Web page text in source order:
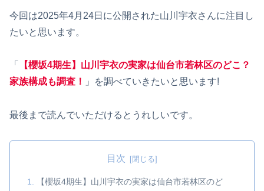
今回は2025年4月24日に公開された山川宇衣さんに注目し
たいと思います。
「
【櫻坂4期生】山川宇衣の実家は仙台市若林区のどこ？
家族構成も調査！
」を調べていきたいと思います!
最後まで読んでいただけるとうれしいです。
目次
【櫻坂4期生】山川宇衣の実家は仙台市若林区のど